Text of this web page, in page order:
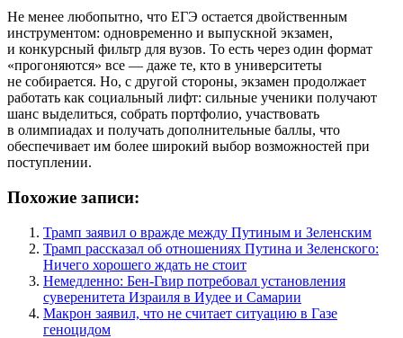
Не менее любопытно, что ЕГЭ остается двойственным
инструментом: одновременно и выпускной экзамен,
и конкурсный фильтр для вузов. То есть через один формат
«прогоняются» все — даже те, кто в университеты
не собирается. Но, с другой стороны, экзамен продолжает
работать как социальный лифт: сильные ученики получают
шанс выделиться, собрать портфолио, участвовать
в олимпиадах и получать дополнительные баллы, что
обеспечивает им более широкий выбор возможностей при
поступлении.
Похожие записи:
Трамп заявил о вражде между Путиным и Зеленским
Трамп рассказал об отношениях Путина и Зеленского:
Ничего хорошего ждать не стоит
Немедленно: Бен-Гвир потребовал установления
суверенитета Израиля в Иудее и Самарии
Макрон заявил, что не считает ситуацию в Газе
геноцидом